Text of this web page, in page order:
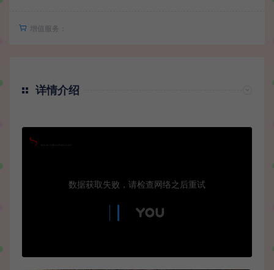
增值服务：
详情介绍